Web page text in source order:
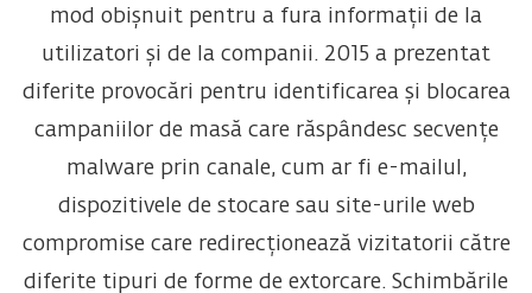
mod obișnuit pentru a fura informații de la
utilizatori și de la companii. 2015 a prezentat
diferite provocări pentru identificarea și blocarea
campaniilor de masă care răspândesc secvențe
malware prin canale, cum ar fi e-mailul,
dispozitivele de stocare sau site-urile web
compromise care redirecționează vizitatorii către
diferite tipuri de forme de extorcare. Schimbările